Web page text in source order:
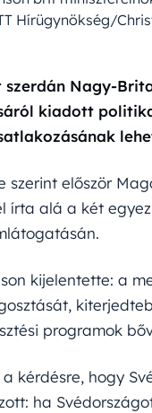
Hírügynökség/
Nagy-
kiadott
szerint először
írta alá a két
kijelentette: a
programok
kérdésre, hogy
ha